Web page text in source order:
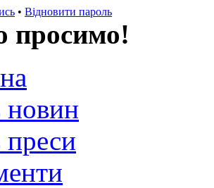
• Відновити пароль
просимо!
новин
преси